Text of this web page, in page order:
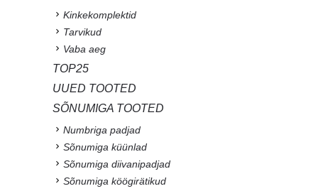
Kinkekomplektid
Tarvikud
Vaba aeg
TOP25
UUED TOOTED
SÕNUMIGA TOOTED
Numbriga padjad
Sõnumiga küünlad
Sõnumiga diivanipadjad
Sõnumiga köögirätikud